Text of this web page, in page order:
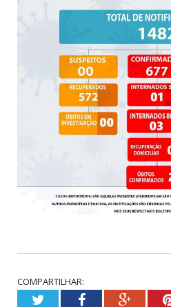
COMPARTILHAR:
TwitterFacebook